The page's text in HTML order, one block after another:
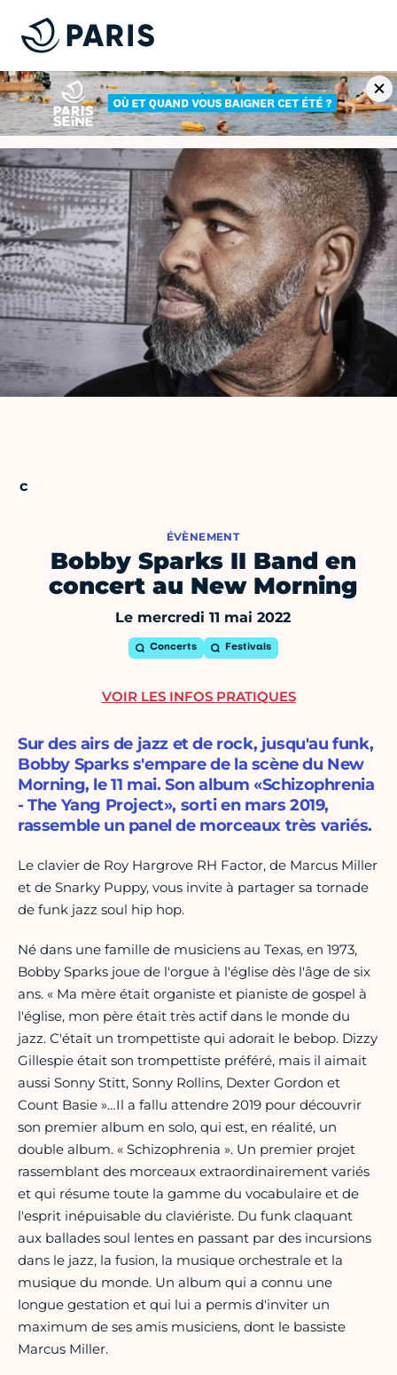
ÉVÈNEMENT
Bobby Sparks II Band en
concert au New Morning
Le mercredi 11 mai 2022
Concerts Festivals
Sur des airs de jazz et de rock, jusqu'au funk,
Bobby Sparks s'empare de la scène du New
Morning, le 11 mai. Son album «Schizophrenia
- The Yang Project», sorti en mars 2019,
rassemble un panel de morceaux très variés.
Le clavier de Roy Hargrove RH Factor, de Marcus Miller
et de Snarky Puppy, vous invite à partager sa tornade
de funk jazz soul hip hop.
Né dans une famille de musiciens au Texas, en 1973,
Bobby Sparks joue de l'orgue à l'église dès l'âge de six
ans. « Ma mère était organiste et pianiste de gospel à
l'église, mon père était très actif dans le monde du
jazz. C'était un trompettiste qui adorait le bebop. Dizzy
Gillespie était son trompettiste préféré, mais il aimait
aussi Sonny Stitt, Sonny Rollins, Dexter Gordon et
Count Basie »…Il a fallu attendre 2019 pour découvrir
son premier album en solo, qui est, en réalité, un
double album. « Schizophrenia ». Un premier projet
rassemblant des morceaux extraordinairement variés
et qui résume toute la gamme du vocabulaire et de
l'esprit inépuisable du claviériste. Du funk claquant
aux ballades soul lentes en passant par des incursions
dans le jazz, la fusion, la musique orchestrale et la
musique du monde. Un album qui a connu une
longue gestation et qui lui a permis d'inviter un
maximum de ses amis musiciens, dont le bassiste
Marcus Miller.
VOIR LES INFOS PRATIQUES